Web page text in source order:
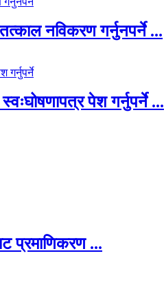
नविकरण गर्नुनपर्ने ...
पेश गर्नुपर्ने ...
प्रमाणिकरण ...